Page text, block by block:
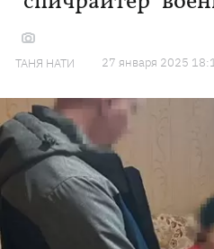
ТАНЯ НАТИ 27 января 2025